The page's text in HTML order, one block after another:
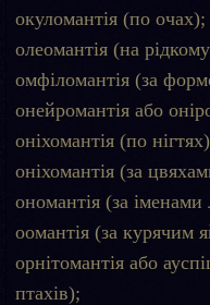
окуломантія (по очах);
олеомантія (на
омфіломантія (за
онейромантія або
оніхомантія (по
оніхомантія (за
ономантія (за
оомантія (за курячим
орнітомантія або
птахів);